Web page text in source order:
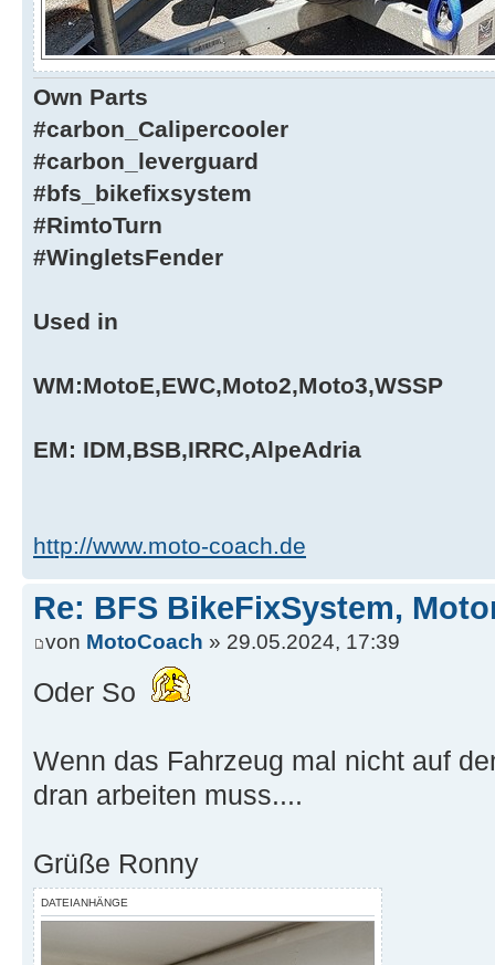
Own Parts
#carbon_Calipercooler
#carbon_leverguard
#bfs_bikefixsystem
#RimtoTurn
#WingletsFender
Used in
WM:MotoE,EWC,Moto2,Moto3,WSSP
EM: IDM,BSB,IRRC,AlpeAdria
http://www.moto-coach.de
Re: BFS BikeFixSystem,
von MotoCoach » 29.05.2024, 17:39
Oder So
Wenn das Fahrzeug mal nicht auf
dran arbeiten muss....
Grüße Ronny
DATEIANHÄNGE